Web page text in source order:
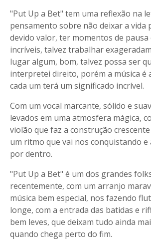
"Put Up a Bet" tem uma reflexão na
pensamento sobre não deixar a vida
devido valor, ter momentos de pausa
incríveis, talvez trabalhar
lugar algum, bom, talvez possa ser
interpretei direito, porém a música é
cada um terá um significado incrível.
Com um vocal marcante, sólido e
levados em uma atmosfera mágica,
violão que faz a construção crescente
um ritmo que vai nos conquistando e
por dentro.
"Put Up a Bet" é um dos grandes
recentemente, com um arranjo
música bem especial, nos fazendo
longe, com a entrada das batidas e
bem leves, que deixam tudo ainda
quando chega perto do fim.